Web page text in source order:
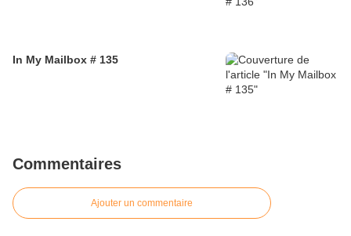
In My Mailbox # 135
Commentaires
Ajouter un commentaire